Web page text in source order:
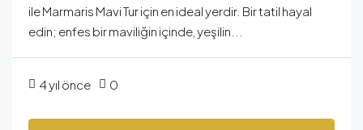
ile Marmaris Mavi Tur için en ideal yerdir. Bir tatil hayal
edin; enfes bir maviliğin içinde, yeşilin...
4 yıl önce 0